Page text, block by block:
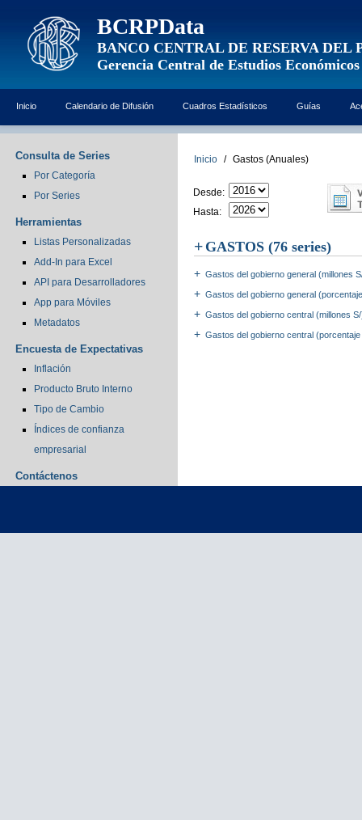
BCRPData
BANCO CENTRAL DE RESERVA DEL
Gerencia Central de Estudios Económicos
Inicio Calendario de Difusión Cuadros Estadísticos Guías
Consulta de Series
Por Categoría
Por Series
Herramientas
Listas Personalizadas
Add-In para Excel
API para Desarrolladores
App para Móviles
Metadatos
Encuesta de Expectativas
Inflación
Producto Bruto Interno
Tipo de Cambio
Índices de confianza
empresarial
Contáctenos
Inicio / Gastos (Anuales)
Desde:
Hasta:
GASTOS (76 series)
Gastos del gobierno general (millones
Gastos del gobierno general
Gastos del gobierno central (millones
Gastos del gobierno central